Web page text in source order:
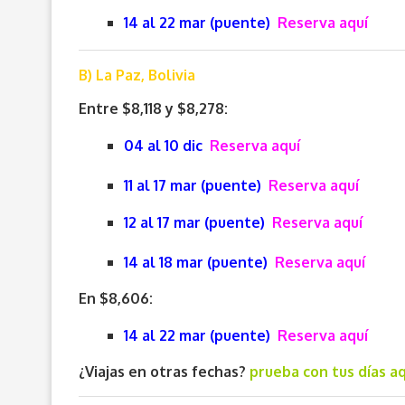
14 al 22 mar (puente) Reserva aquí
B) La Paz, Bolivia
Entre $8,118 y $8,278:
04 al 10 dic Reserva aquí
11 al 17 mar (puente) Reserva aquí
12 al 17 mar (puente) Reserva aquí
14 al 18 mar (puente) Reserva aquí
En $8,606:
14 al 22 mar (puente) Reserva aquí
¿Viajas en otras fechas? prueba con tus días